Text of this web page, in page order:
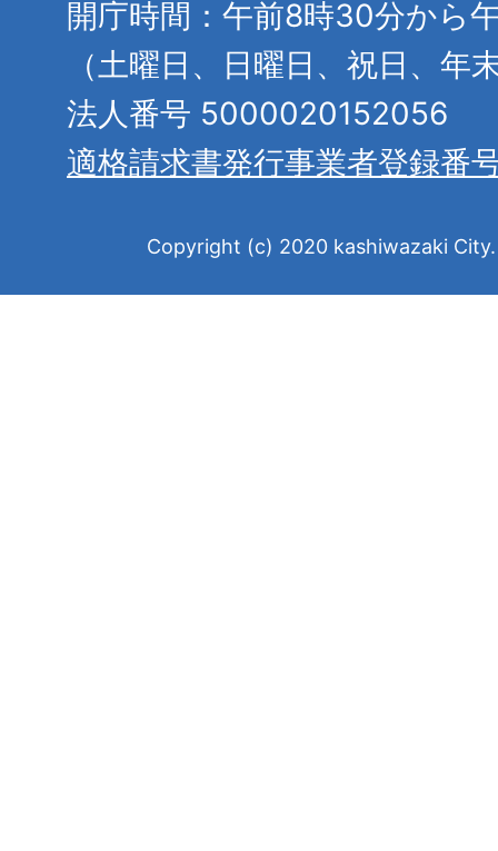
開庁時間：午前8時30分から
（土曜日、日曜日、祝日、年
法人番号 5000020152056
適格請求書発行事業者登録番
Copyright (c) 2020 kashiwazaki